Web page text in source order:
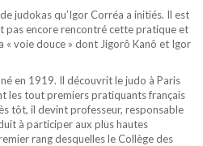
judokas qu’Igor Corréa a initiés. Il est
pas encore rencontré cette pratique et
« voie douce » dont Jigorô Kanô et Igor
en 1919. Il découvrit le judo à Paris
les tout premiers pratiquants français
tôt, il devint professeur, responsable
à participer aux plus hautes
rang desquelles le Collège des